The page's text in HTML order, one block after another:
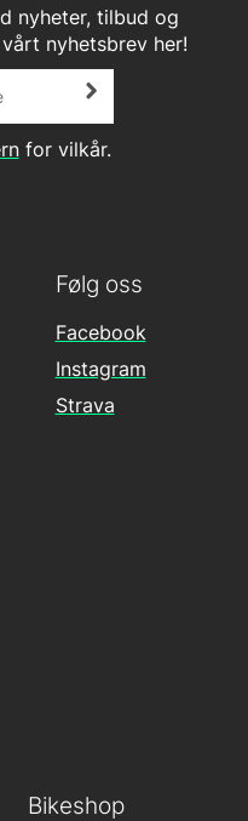
nyheter, tilbud og
nyhetsbrev her!
for vilkår.
Følg oss
Facebook
Instagram
Strava
Bikeshop